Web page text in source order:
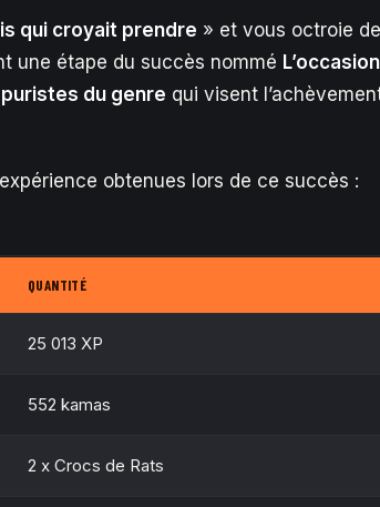
qui croyait prendre » et vous octroie
une étape du succès nommé
puristes du genre qui visent
obtenues lors de ce succès :
QUANTITÉ
25 013 XP
552 kamas
2 x Crocs de Rats